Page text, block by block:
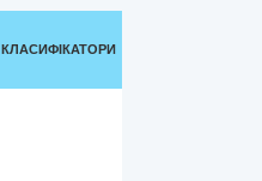
КЛАСИФІКАТОРИ